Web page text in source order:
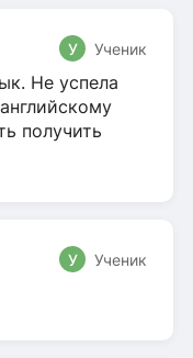
У Ученик
Не успела
получить
У Ученик